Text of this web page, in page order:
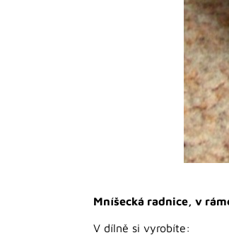
Mníšecká radnice, v
V dílně si vyrobíte: